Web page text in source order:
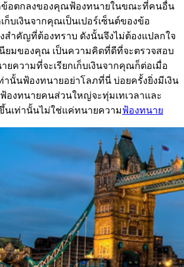
ข้อตกลงของคุณฟ้องทนายในขณะที่คนอื่น
ก็บเงินจากคุณเป็นเปอร์เซ็นต์ของข้อ
สำคัญที่ต้องทราบ ดังนั้นจึงไม่ต้องแปลกใจ
ยมของคุณ เป็นความคิดที่ดีที่จะตรวจสอบ
ความที่จะเรียกเก็บเงินจากคุณก็ต่อเมื่อ
นั้นฟ้องทนายอย่าโลภที่นี่ บ่อยครั้งยิ่งมีเงิน
องทนายคนส่วนใหญ่จะทุ่มเทเวลาและ
นเท่านั้นไม่ใช่แค่ทนายความฟ้องทนาย